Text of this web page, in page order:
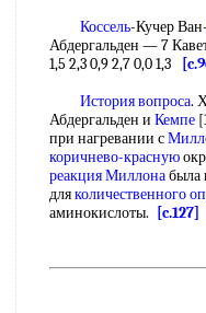
Коссель-Кучер Ван-
Абдергальден — 7
1,5 2,3 0,9 2,7 0,0 1,3
История вопроса.
Абдергальден и Кемпе
при нагревании с
коричнево-красную
реакция Миллонабыла
дляколичественного
аминокислоты.
[c.127]